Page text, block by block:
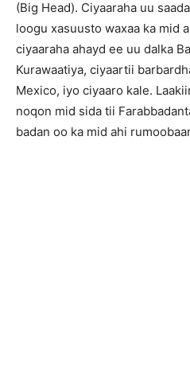
(Big Head). Ciyaaraha uu
loogu xasuusto waxaa ka mid
ciyaaraha ahayd ee uu dalka
Kurawaatiya, ciyaartii
Mexico, iyo ciyaaro kale.
noqon mid sida tii
badan oo ka mid ahi